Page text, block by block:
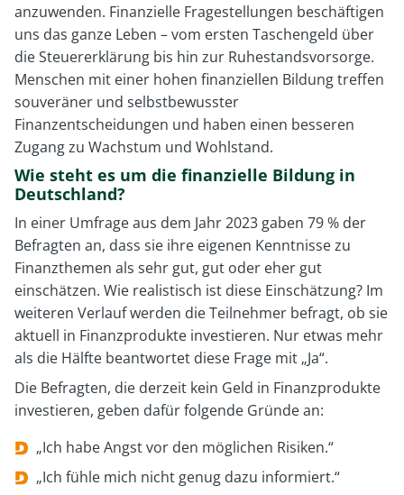
anzuwenden. Finanzielle Fragestellungen beschäftigen
uns das ganze Leben – vom ersten Taschengeld über
die Steuererklärung bis hin zur Ruhestandsvorsorge.
Menschen mit einer hohen finanziellen Bildung treffen
souveräner und selbstbewusster
Finanzentscheidungen und haben einen besseren
Zugang zu Wachstum und Wohlstand.
Wie steht es um die finanzielle Bildung in
Deutschland?
In einer Umfrage aus dem Jahr 2023 gaben 79 % der
Befragten an, dass sie ihre eigenen Kenntnisse zu
Finanzthemen als sehr gut, gut oder eher gut
einschätzen. Wie realistisch ist diese Einschätzung? Im
weiteren Verlauf werden die Teilnehmer befragt, ob sie
aktuell in Finanzprodukte investieren. Nur etwas mehr
als die Hälfte beantwortet diese Frage mit „Ja“.
Die Befragten, die derzeit kein Geld in Finanzprodukte
investieren, geben dafür folgende Gründe an:
„Ich habe Angst vor den möglichen Risiken.“
„Ich fühle mich nicht genug dazu informiert.“